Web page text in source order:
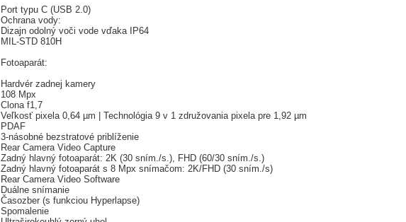
Port typu C (USB 2.0)
Ochrana vody:
Dizajn odolný voči vode vďaka IP64
MIL-STD 810H
Fotoaparát:
Hardvér zadnej kamery
108 Mpx
Clona f1,7
Veľkosť pixela 0,64 µm | Technológia 9 v 1 združovania pixela pre 1,92 µm
PDAF
3-násobné bezstratové priblíženie
Rear Camera Video Capture
Zadný hlavný fotoaparát: 2K (30 sním./s.), FHD (60/30 sním./s.)
Zadný hlavný fotoaparát s 8 Mpx snímačom: 2K/FHD (30 sním./s)
Rear Camera Video Software
Duálne snímanie
Časozber (s funkciou Hyperlapse)
Spomalenie